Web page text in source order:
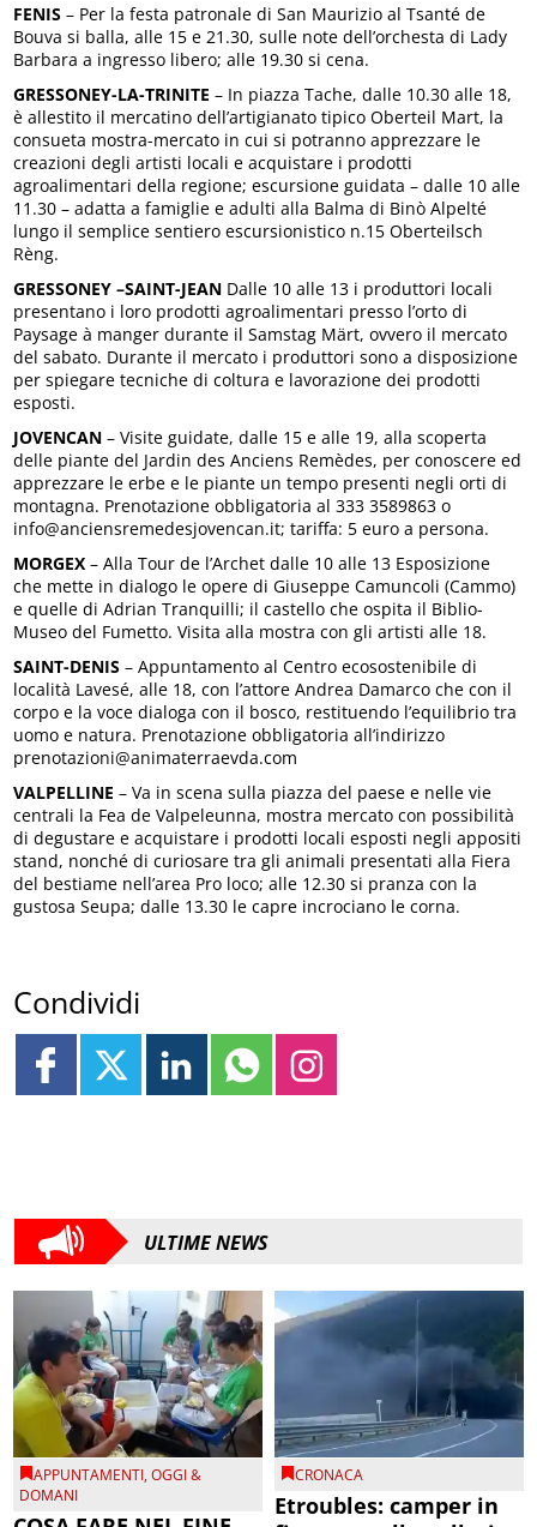
FENIS – Per la festa patronale di San Maurizio al Tsanté de
Bouva si balla, alle 15 e 21.30, sulle note dell’orchesta di Lady
Barbara a ingresso libero; alle 19.30 si cena.
GRESSONEY-LA-TRINITE – In piazza Tache, dalle 10.30 alle 18,
è allestito il mercatino dell’artigianato tipico Oberteil Mart, la
consueta mostra-mercato in cui si potranno apprezzare le
creazioni degli artisti locali e acquistare i prodotti
agroalimentari della regione; escursione guidata – dalle 10 alle
11.30 – adatta a famiglie e adulti alla Balma di Binò Alpelté
lungo il semplice sentiero escursionistico n.15 Oberteilsch
Rèng.
GRESSONEY –SAINT-JEAN Dalle 10 alle 13 i produttori locali
presentano i loro prodotti agroalimentari presso l’orto di
Paysage à manger durante il Samstag Märt, ovvero il mercato
del sabato. Durante il mercato i produttori sono a disposizione
per spiegare tecniche di coltura e lavorazione dei prodotti
esposti.
JOVENCAN – Visite guidate, dalle 15 e alle 19, alla scoperta
delle piante del Jardin des Anciens Remèdes, per conoscere ed
apprezzare le erbe e le piante un tempo presenti negli orti di
montagna. Prenotazione obbligatoria al 333 3589863 o
info@anciensremedesjovencan.it; tariffa: 5 euro a persona.
MORGEX – Alla Tour de l’Archet dalle 10 alle 13 Esposizione
che mette in dialogo le opere di Giuseppe Camuncoli (Cammo)
e quelle di Adrian Tranquilli; il castello che ospita il Biblio-
Museo del Fumetto. Visita alla mostra con gli artisti alle 18.
SAINT-DENIS – Appuntamento al Centro ecosostenibile di
località Lavesé, alle 18, con l’attore Andrea Damarco che con il
corpo e la voce dialoga con il bosco, restituendo l’equilibrio tra
uomo e natura. Prenotazione obbligatoria all’indirizzo
prenotazioni@animaterraevda.com
VALPELLINE – Va in scena sulla piazza del paese e nelle vie
centrali la Fea de Valpeleunna, mostra mercato con possibilità
di degustare e acquistare i prodotti locali esposti negli appositi
stand, nonché di curiosare tra gli animali presentati alla Fiera
del bestiame nell’area Pro loco; alle 12.30 si pranza con la
gustosa Seupa; dalle 13.30 le capre incrociano le corna.
Condividi
ULTIME NEWS
APPUNTAMENTI,OGGI &
DOMANI
CRONACA
Etroubles: camper in